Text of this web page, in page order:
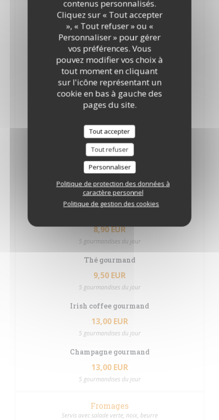
contenus personnalisés.
Cliquez sur « Tout accepter
», « Tout refuser » ou «
Personnaliser » pour gérer
vos préférences. Vous
pouvez modifier vos choix à
tout moment en cliquant
sur l'icône représentant un
cookie en bas à gauche des
pages du site.
Tout accepter
Tout refuser
Personnaliser
Politique de protection des données à
caractère personnel
Politique de gestion des cookies
Kouign-amann
7,50 EUR
Accompagné de sa boule de glace caramel
Nougat glacé framboise-abricot
7,00 EUR
et son coulis de fruits rouge
Crème brûlée à la vanille
7,00 EUR
Mousse au chocolat
6,50 EUR
Tarte tatin
7,50 EUR
Crème chantilly et boule de glace vanille
8,90 EUR
5 gourmandises du jour
Thé gourmand
9,50 EUR
5 gourmandises du jour
Irish coffee gourmand
13,00 EUR
5 gourmandises du jour
Champagne gourmand
13,00 EUR
5 gourmandises du jour
Fromages
Servis avec salade verte, noix, beurre